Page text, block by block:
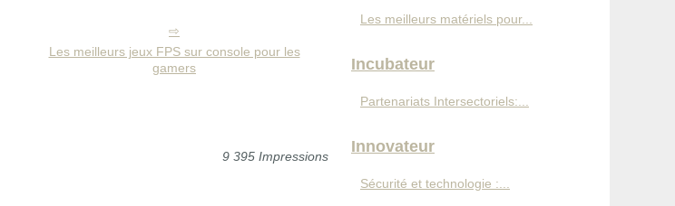
Les meilleurs jeux FPS sur console pour les
gamers
9 395 Impressions
Les meilleurs matériels pour...
Incubateur
Partenariats Intersectoriels:...
Innovateur
Sécurité et technologie :...